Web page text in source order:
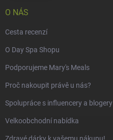
O NÁS
Cesta recenzí
O Day Spa Shopu
Podporujeme Mary's Meals
Proč nakoupit právě u nás?
Spolupráce s influencery a blogery
Velkoobchodní nabídka